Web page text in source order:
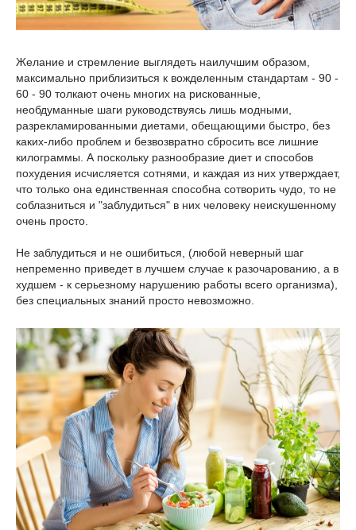
Желание и стремление выглядеть наилучшим образом,
максимально приблизиться к вожделенным стандартам - 90 -
60 - 90 толкают очень многих на рискованные,
необдуманные шаги руководствуясь лишь модными,
разрекламированными диетами, обещающими быстро, без
каких-либо проблем и безвозвратно сбросить все лишние
килограммы. А поскольку разнообразие диет и способов
похудения исчисляется сотнями, и каждая из них утверждает,
что только она единственная способна сотворить чудо, то не
соблазниться и "заблудиться" в них человеку неискушенному
очень просто.
Не заблудиться и не ошибиться, (любой неверный шаг
непременно приведет в лучшем случае к разочарованию, а в
худшем - к серьезному нарушению работы всего организма),
без специальных знаний просто невозможно.